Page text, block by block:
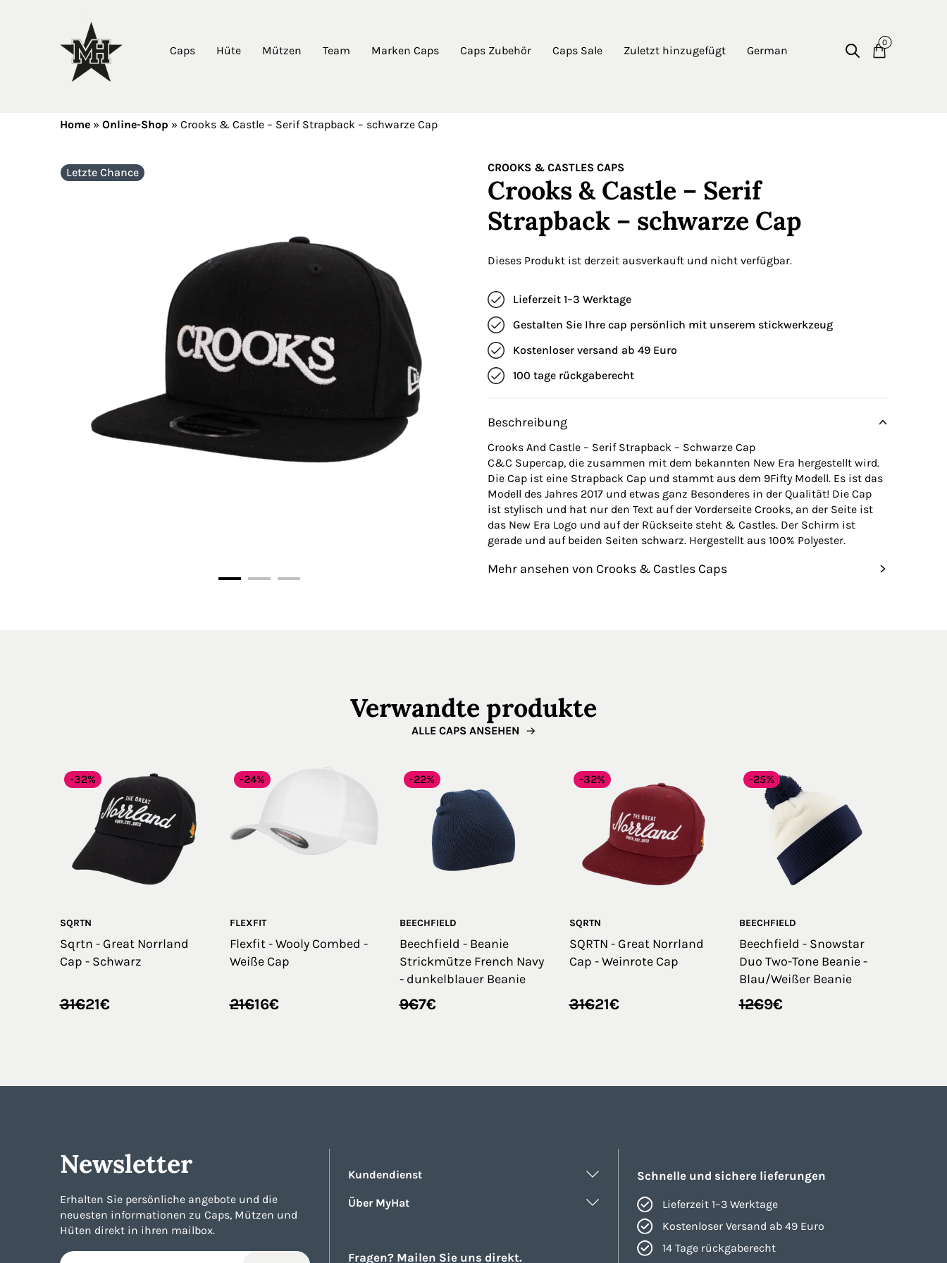
Caps Hüte Mützen Team Marken Caps Caps Zubehör Caps Sale Zuletzt hinzugefügt German
0
Home» Online-Shop » Crooks & Castle – Serif Strapback – schwarze Cap
Letzte Chance CROOKS & CASTLES CAPS
Crooks & Castle – Serif
Strapback – schwarze Cap
Dieses Produkt ist derzeit ausverkauft und nicht verfügbar.
Lieferzeit 1–3 Werktage
Gestalten Sie Ihre cap persönlich mit unserem stickwerkzeug
Kostenloser versand ab 49 Euro
100 tage rückgaberecht
Beschreibung
Crooks And Castle – Serif Strapback – Schwarze Cap
C&C Supercap, die zusammen mit dem bekannten New Era hergestellt wird.
Die Cap ist eine Strapback Cap und stammt aus dem 9Fifty Modell. Es ist das
Modell des Jahres 2017 und etwas ganz Besonderes in der Qualität! Die Cap
ist stylisch und hat nur den Text auf der Vorderseite Crooks, an der Seite ist
das New Era Logo und auf der Rückseite steht & Castles. Der Schirm ist
gerade und auf beiden Seiten schwarz. Hergestellt aus 100% Polyester.
Mehr ansehen von Crooks & Castles Caps
Verwandte produkte
ALLE CAPS ANSEHEN
-32%
SQRTN
Sqrtn - Great Norrland
Cap - Schwarz
31€
Ursprünglicher
21€
Aktueller
-24%
FLEXFIT
Flexfit - Wooly Combed -
Weiße Cap
21€
Ursprünglicher
16€
Aktueller
-22%
BEECHFIELD
Beechfield - Beanie
Strickmütze French Navy
- dunkelblauer Beanie
9€
Ursprünglicher
7€
Aktueller
-32%
SQRTN
SQRTN - Great Norrland
Cap - Weinrote Cap
31€
Ursprünglicher
21€
Aktueller
-25%
BEECHFIELD
Beechfield - Snowstar
Duo Two-Tone Beanie -
Blau/Weißer Beanie
12€
Ursprünglicher
9€
Aktueller
Newsletter
Erhalten Sie persönliche angebote und die
neuesten informationen zu Caps, Mützen und
Hüten direkt in ihren mailbox.
Kundendienst
Über MyHat
Fragen? Mailen Sie uns direkt.
Schnelle und sichere lieferungen
Lieferzeit 1–3 Werktage
Kostenloser Versand ab 49 Euro
14 Tage rückgaberecht